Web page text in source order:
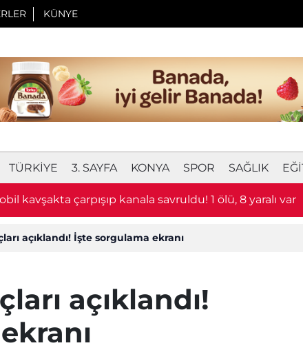
KÜNYE
TÜRKIYE 3. SAYFA KONYA SPOR SAĞLIK
kavşakta çarpışıp kanala savruldu! 1 ölü, 8 yaralı var
açıklandı! İşte sorgulama ekranı
açıklandı!